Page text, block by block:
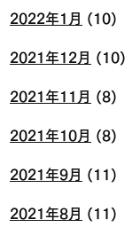
2022年1月 (10)
2021年12月 (10)
2021年11月 (8)
2021年10月 (8)
2021年9月 (11)
2021年8月 (11)